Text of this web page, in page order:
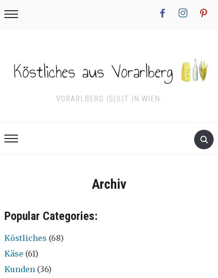
facebook instagrampinterest
VORARLBERG IS(S)T IN WIEN.
Archiv
Popular Categories:
Köstliches (68)
Käse (61)
Kunden(36)